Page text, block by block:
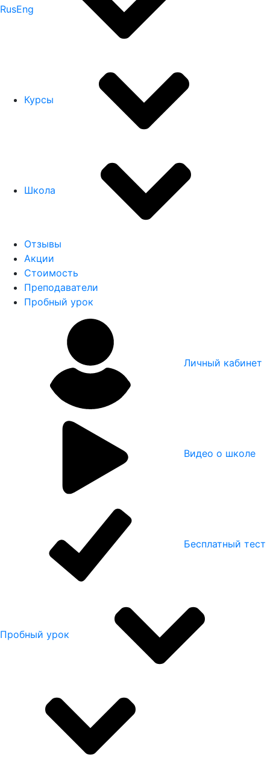
RusEng
Курсы
Школа
Отзывы
Акции
Стоимость
Преподаватели
Пробный урок
Личный кабинет
Видео о школе
Бесплатный тест
Пробный урок